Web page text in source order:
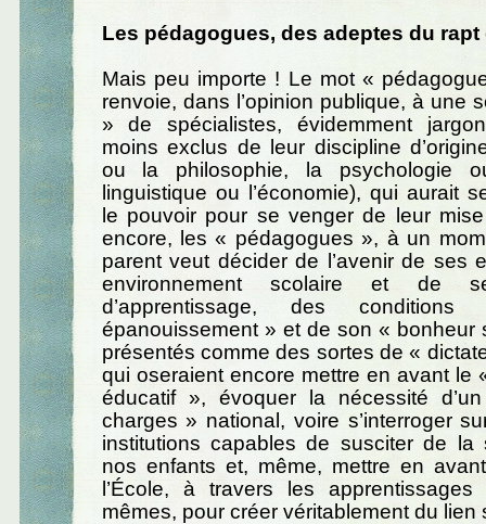
Les pédagogues, des adeptes du rapt
Mais peu importe ! Le mot «
renvoie, dans l’opinion publique, à une
» de spécialistes, évidemment
moins exclus de leur discipline
ou la philosophie, la psychologie
linguistique ou l’économie), qui aurait
le pouvoir pour se venger de leur
encore, les « pédagogues », à un
parent veut décider de l’avenir de ses
environnement scolaire et de
d’apprentissage, des
épanouissement » et de son « bonheur
présentés comme des sortes de «
qui oseraient encore mettre en avant le
éducatif », évoquer la nécessité
charges » national, voire s’interroger
institutions capables de susciter de la
nos enfants et, même, mettre en
l’École, à travers les apprentissages
mêmes, pour créer véritablement du lien